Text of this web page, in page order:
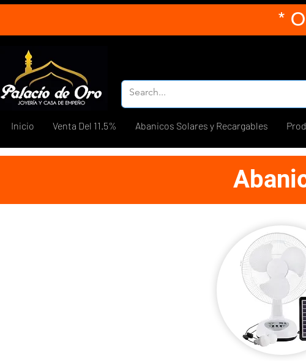
*
Inicio Venta Del 11.5% Abanicos Solares y Recargables